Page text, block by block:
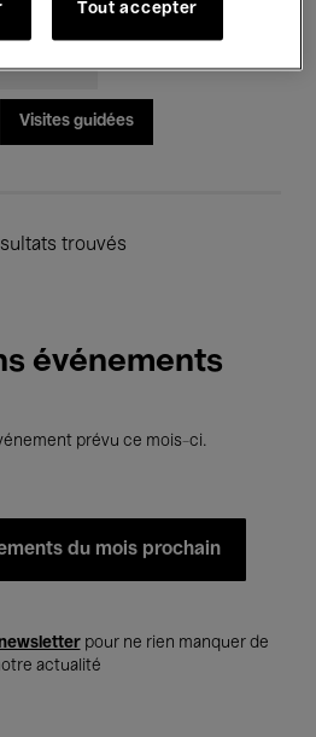
Palace
Visites guidées
trouvés
événements
prévu ce mois-ci.
du mois prochain
pour ne rien manquer de
actualité
Tout accepter